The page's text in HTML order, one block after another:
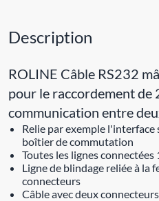
Description
ROLINE Câble RS232
pour le raccordement de
communication entre
Relie par exemple
boîtier de commutation
Toutes les lignes connectées
Ligne de blindage reliée à la
connecteurs
Câble avec deux